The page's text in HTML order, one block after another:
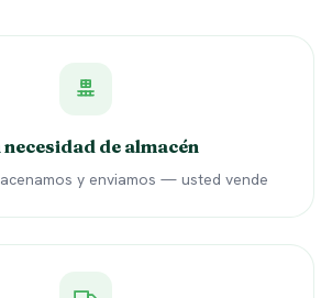
necesidad de almacén
y enviamos — usted vende